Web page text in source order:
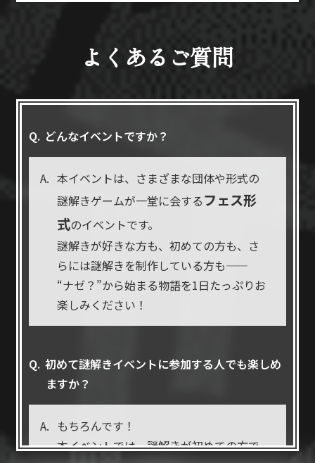
弊社の都合により、やむを得ず開催を中止させ
ていただく場合がございます。
■ 事故・損害について
た損害については、参加者ご自身の責任・ご負
担となります。
■ 解答の公開禁止
本イベントの解答・内容のネタバレを含む投稿
をブログやSNS等で公開することは固くお断り
いたします。
・チケットやグッズの営利目的での転売は禁止
です。
断り いたします。
■ 迷惑行為の禁止
よくあるご質問
どんなイベントですか？
本イベントは、さまざまな団体や形式の
謎解きゲームが一堂に会するフェス形
式のイベントです。
謎解きが好きな方も、初めての方も、さ
らには謎解きを制作している方も——
“ナゼ？”から始まる物語を1日たっぷりお
楽しみください！
初めて謎解きイベントに参加する人でも楽しめ
ますか？
もちろんです！
本イベントでは、謎解きが初めての方で